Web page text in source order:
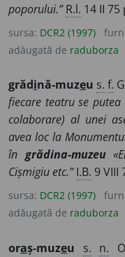
poporului.” R.l. 14 II 75
sursa: DCR2 (1997)
adăugată de raduborza
grădină-muzeu s. f.
fiecare teatru se
colaborare) al unei
avea loc la
în grădina-muzeu
Cișmigiu etc.” I.B. 9 VIII
sursa: DCR2 (1997)
adăugată de raduborza
oraș-muzeu s. n.